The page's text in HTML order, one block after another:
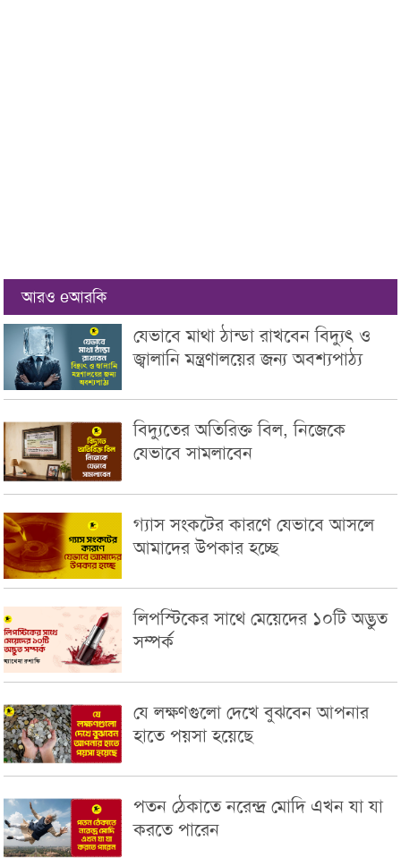
আরও eআরকি
যেভাবে মাথা ঠান্ডা রাখবেন বিদ্যুৎ ও
জ্বালানি মন্ত্রণালয়ের জন্য অবশ্যপাঠ্য
বিদ্যুতের অতিরিক্ত বিল, নিজেকে
যেভাবে সামলাবেন
গ্যাস সংকটের কারণে যেভাবে আসলে
আমাদের উপকার হচ্ছে
লিপস্টিকের সাথে মেয়েদের ১০টি অদ্ভুত
সম্পর্ক
যে লক্ষণগুলো দেখে বুঝবেন আপনার
হাতে পয়সা হয়েছে
পতন ঠেকাতে নরেন্দ্র মোদি এখন যা যা
করতে পারেন